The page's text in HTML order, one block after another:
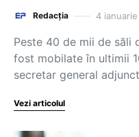
Redacția 4
Peste 40 de mii de săli
fost mobilate în ultimii
secretar general
Vezi articolul